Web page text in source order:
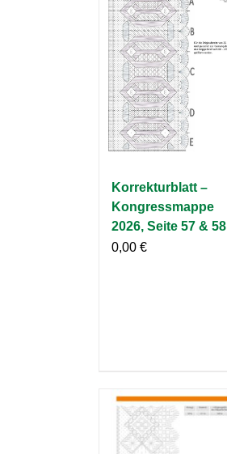
Korrekturblatt –
Kongressmappe
2026, Seite 57 & 58
0,00 €